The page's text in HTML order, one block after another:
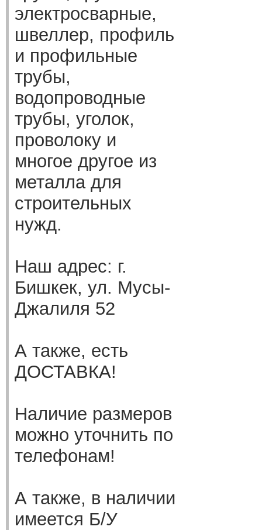
электросварные,
швеллер, профиль
и профильные
трубы,
водопроводные
трубы, уголок,
проволоку и
многое другое из
металла для
строительных
нужд.
Наш адрес: г.
Бишкек, ул. Мусы-
Джалиля 52
А также, есть
ДОСТАВКА!
Наличие размеров
можно уточнить по
телефонам!
А также, в наличии
имеется Б/У